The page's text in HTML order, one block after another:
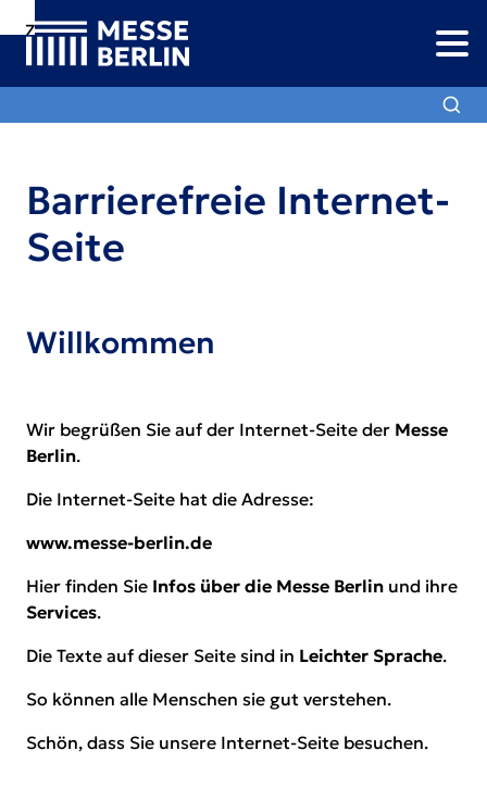
Zur
Navigation
Zur
Suche
Zum
Hauptinhalt
Barrierefreie Internet-
Seite
Willkommen
Wir begrüßen Sie auf der Internet-Seite der Messe
Berlin.
Die Internet-Seite hat die Adresse:
www.messe-berlin.de
Hier finden Sie Infos über die Messe Berlin und ihre
Services.
Die Texte auf dieser Seite sind in Leichter Sprache.
So können alle Menschen sie gut verstehen.
Schön, dass Sie unsere Internet-Seite besuchen.